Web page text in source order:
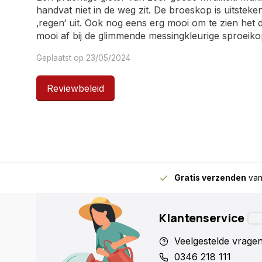
handvat niet in de weg zit. De broeskop is
‚regen‘ uit. Ook nog eens erg mooi om te zien
mooi af bij de glimmende messingkleurige
Geplaatst op 23/05/2024
Lise
Ria Manders
Ik was verrast toen ik de verpakking opende.
prachtige kleur antraciet . Een beauty. Praktisch
watergeven door de broeser en de smalle tuit.
vensterbank. Echte eyecatcher!!!!!!
Reviewbeleid
Gratis verzenden
Klantenservice
Veelgestelde
0346 218 111